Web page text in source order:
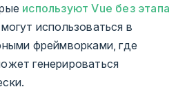
используют Vue без этапа
использоваться в
фреймворками, где
генерироваться